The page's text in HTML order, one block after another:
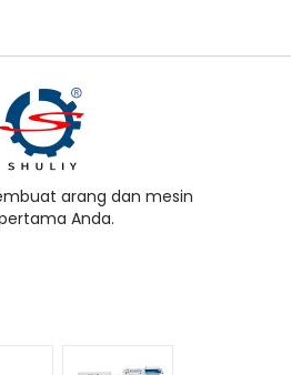
arang dan mesin
Anda.